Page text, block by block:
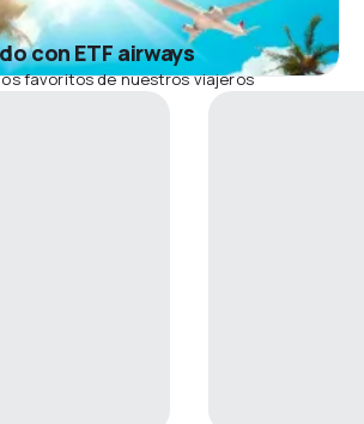
con ETF airways
favoritos de nuestros viajeros